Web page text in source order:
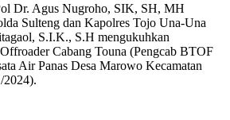
Dr. Agus Nugroho, SIK, SH, MH
Sulteng dan Kapolres Tojo Una-Una
S.I.K., S.H mengukuhkan
Cabang Touna (Pengcab BTOF
Air Panas Desa Marowo Kecamatan
2024).